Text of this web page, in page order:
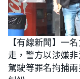
n
m
t
e
L
o
a
d
e
d
:
3
【有線新聞】一
走，警方以涉嫌
駕駛等罪名拘捕